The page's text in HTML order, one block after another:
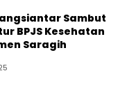
Sambut
BPJS Kesehatan
Saragih